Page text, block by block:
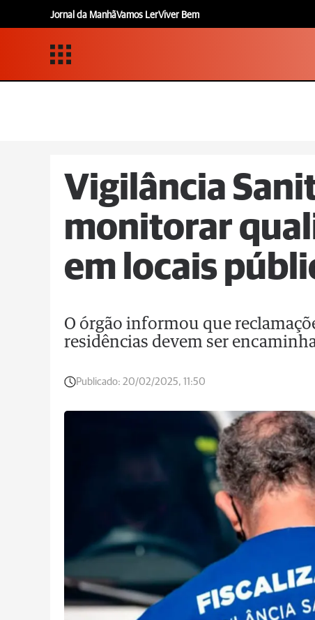
Jornal da ManhãVamos LerViver Bem
Vigilância
monitorar
em locais
O órgão informou que
residências devem ser
Publicado: 20/02/2025, 11:50